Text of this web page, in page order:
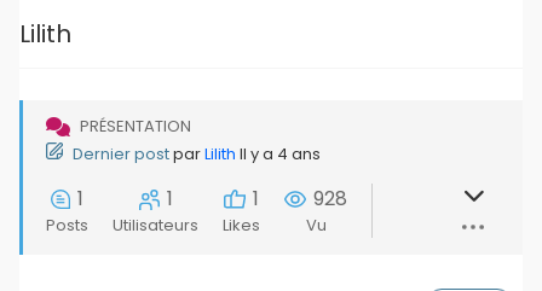
Lilith
PRÉSENTATION
Dernier postparLilith Il y a 4 ans
1
Posts
1
Utilisateurs
1
Likes
928
Vu